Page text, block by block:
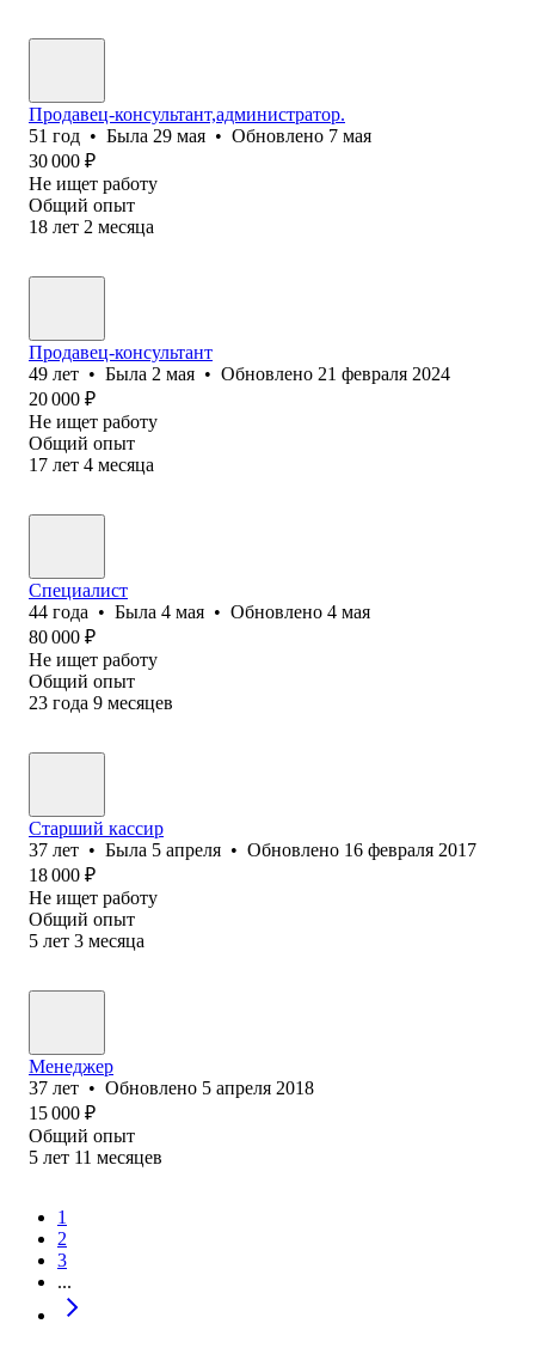
Продавец-консультант,администратор.
51 год • Была 29 мая • Обновлено 7 мая
30 000 ₽
Не ищет работу
Общий опыт
18 лет 2 месяца
Продавец-консультант
49 лет • Была 2 мая • Обновлено 21 февраля 2024
20 000 ₽
Не ищет работу
Общий опыт
17 лет 4 месяца
Специалист
44 года • Была 4 мая • Обновлено 4 мая
80 000 ₽
Не ищет работу
Общий опыт
23 года 9 месяцев
Старший кассир
37 лет • Была 5 апреля • Обновлено 16 февраля 2017
18 000 ₽
Не ищет работу
Общий опыт
5 лет 3 месяца
Менеджер
37 лет • Обновлено 5 апреля 2018
15 000 ₽
Общий опыт
5 лет 11 месяцев
1
2
3
...